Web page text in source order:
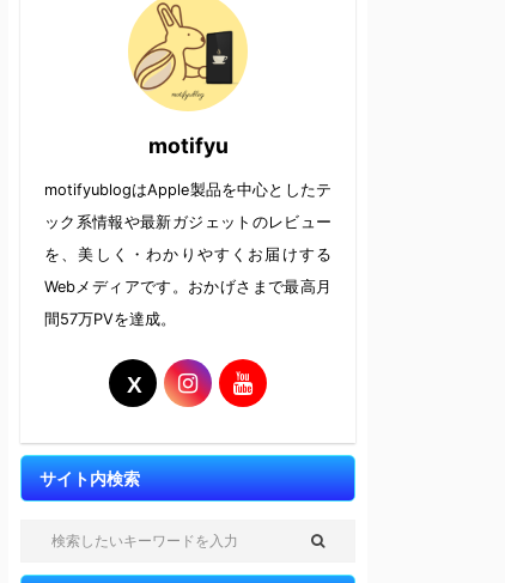
motifyu
motifyublogはApple製品を中心としたテ
ック系情報や最新ガジェットのレビュー
を、美しく・わかりやすくお届けする
Webメディアです。おかげさまで最高月
間57万PVを達成。
サイト内検索